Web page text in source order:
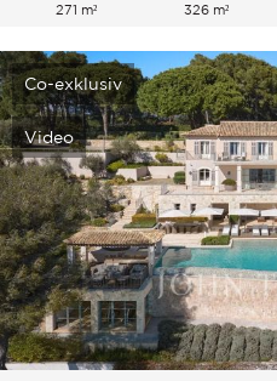
271 m² 326 m²
Co-exklusiv
Video